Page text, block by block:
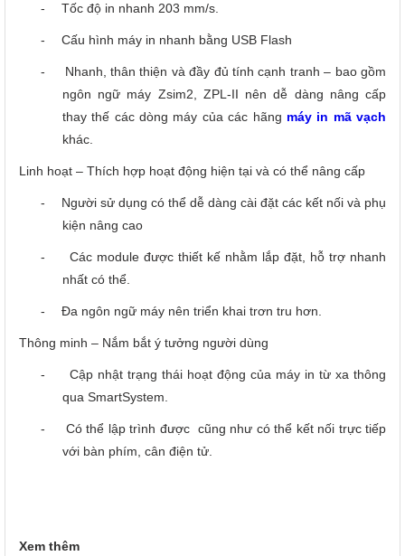
- Tốc độ in nhanh 203 mm/s.
- Cấu hình máy in nhanh bằng USB Flash
-
Nhanh, thân thiện và đầy đủ tính cạnh tranh – bao gồm
ngôn ngữ máy Zsim2, ZPL-II nên dễ dàng nâng cấp
thay thế các dòng máy của các hãng máy in mã vạch
khác.
Linh hoạt – Thích hợp hoạt động hiện tại và có thể nâng cấp
-
Người sử dụng có thể dễ dàng cài đặt các kết nối và phụ
kiện nâng cao
-
Các module được thiết kế nhằm lắp đặt, hỗ trợ nhanh
nhất có thể.
- Đa ngôn ngữ máy nên triển khai trơn tru hơn.
Thông minh – Nắm bắt ý tưởng người dùng
-
Cập nhật trạng thái hoạt động của máy in từ xa thông
qua SmartSystem.
- Có thể lập trình được cũng như có thể kết nối trực tiếp
với bàn phím, cân điện tử.
Xem thêm